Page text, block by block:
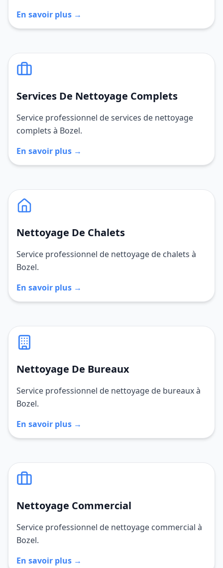
En savoir plus →
Services De Nettoyage Complets
Service professionnel de services de nettoyage
complets à Bozel.
En savoir plus →
Nettoyage De Chalets
Service professionnel de nettoyage de chalets à
Bozel.
En savoir plus →
Nettoyage De Bureaux
Service professionnel de nettoyage de bureaux à
Bozel.
En savoir plus →
Nettoyage Commercial
Service professionnel de nettoyage commercial à
Bozel.
En savoir plus →